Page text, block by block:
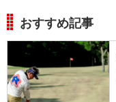
おすすめ記事